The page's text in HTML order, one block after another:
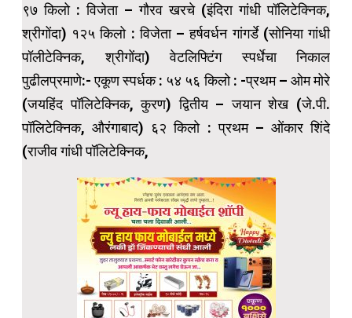
९७ किलो : विजेता – गौरव खरचे (इंदिरा गांधी पॉलिटेक्निक,
श्रीगोंदा) १२५ किलो : विजेता – हर्षवर्धन गांगर्डे (सोनिया गांधी
पॉलीटेक्निक, श्रीगोंदा) वेटलिफ्टिंग स्पर्धेचा निकाल
पुढीलप्रमाणे:- एकूण स्पर्धक : ५४ ५६ किलो : -प्रथम – ओम मोरे
(जयहिंद पॉलिटेक्निक, कुरण) द्वितीय – जयान शेख (जे.पी.
पॉलिटेक्निक, औरंगाबाद) ६२ किलो : प्रथम – ओंकार शिंदे
(राजीव गांधी पॉलिटेक्निक,